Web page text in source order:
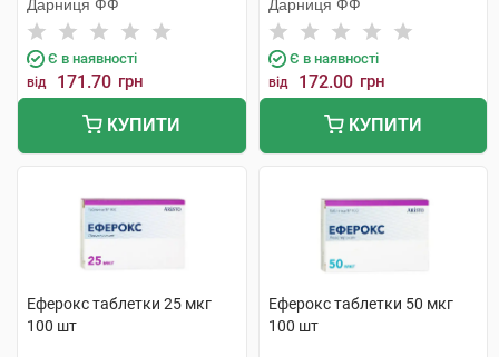
Дарниця ФФ
Є в наявності
від 171.70 грн
КУПИТИ
Дарниця ФФ
Є в наявності
від 172.00 грн
КУПИТИ
Еферокс таблетки 25 мкг
100 шт
Еферокс таблетки 50 мкг
100 шт